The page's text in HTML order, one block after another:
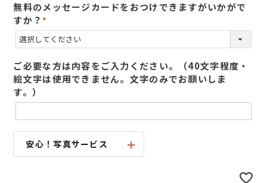
無料のメッセージカードをおつけできますがいかがで
すか？
(
必
)
ご必要な方は内容をご入力ください。（40文字程度・
絵文字は使用できません。文字のみでお願いしま
す。）
安心！写真サービス